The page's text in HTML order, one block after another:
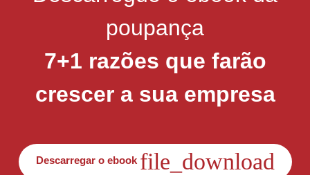
poupança
7+1 razões que farão
crescer a sua empresa
Descarregar o ebook file_download